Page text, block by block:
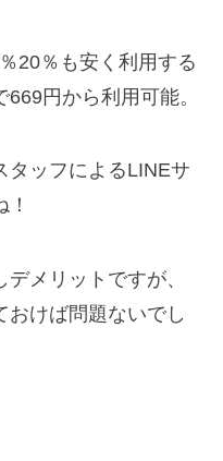
20％も安く利用する
円から利用可能。
タッフによるLINEサ
メリットですが、
おけば問題ないでし